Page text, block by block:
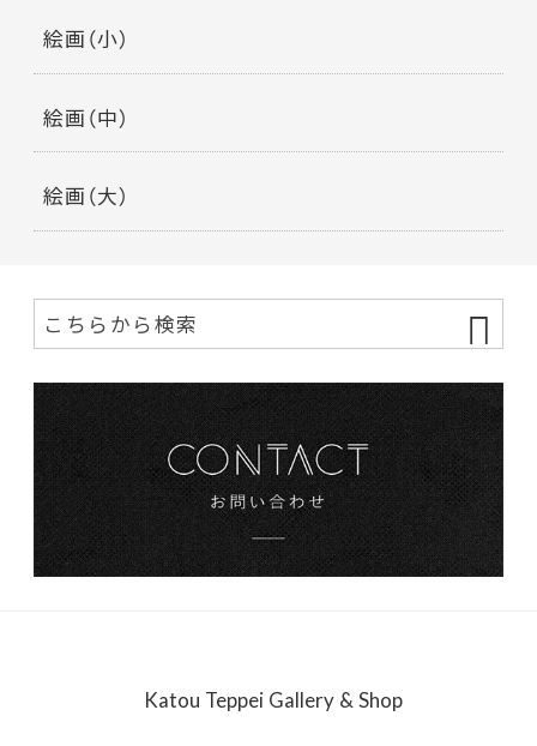
絵画（小）
絵画（中）
絵画（大）
Katou Teppei Gallery & Shop